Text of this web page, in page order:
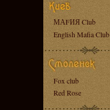
МАFИЯ Club
English Mafia Club
Fox club
Red Rose